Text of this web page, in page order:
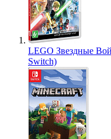
LEGO Звездные
Switch)